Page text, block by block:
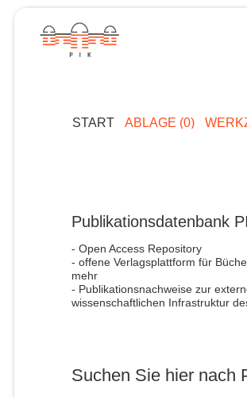
START ABLAGE (0)
Publikationsdatenbank
- Open Access Repository
- offene Verlagsplattform für
mehr
- Publikationsnachweise zur
wissenschaftlichen Infrastruktur
Suchen Sie hier nach